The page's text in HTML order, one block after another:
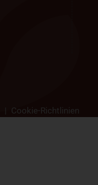
Cookie-Richtlinien